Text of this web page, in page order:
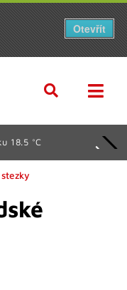
18.5 °C
Otevřít